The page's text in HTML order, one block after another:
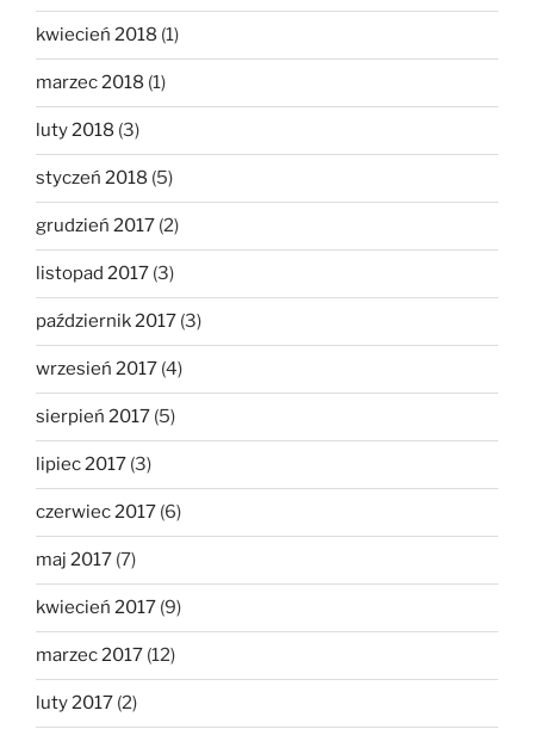
kwiecień 2018 (1)
marzec 2018 (1)
luty 2018 (3)
styczeń 2018 (5)
grudzień 2017 (2)
listopad 2017 (3)
październik 2017 (3)
wrzesień 2017 (4)
sierpień 2017 (5)
lipiec 2017 (3)
czerwiec 2017 (6)
maj 2017 (7)
kwiecień 2017 (9)
marzec 2017 (12)
luty 2017 (2)